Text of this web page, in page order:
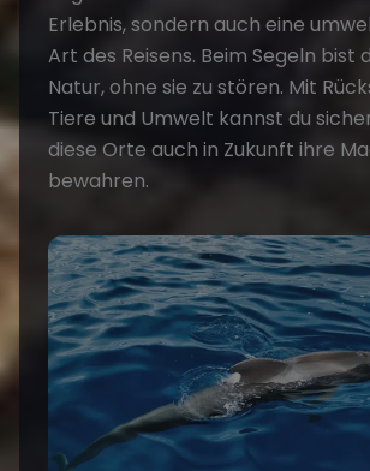
Erlebnis, sondern auch eine
Art des Reisens. Beim Segeln bist
Natur, ohne sie zu stören. Mit
Tiere und Umwelt kannst du
diese Orte auch in Zukunft ihre
bewahren.